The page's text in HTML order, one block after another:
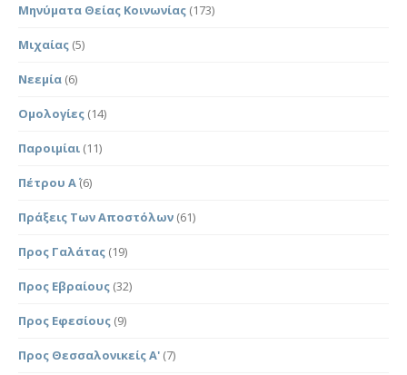
Μηνύματα Θείας Κοινωνίας (173)
Μιχαίας (5)
Νεεμία (6)
Ομολογίες (14)
Παροιμίαι (11)
Πέτρου Α΄(6)
Πράξεις Των Αποστόλων (61)
Προς Γαλάτας (19)
Προς Εβραίους (32)
Προς Εφεσίους (9)
Προς Θεσσαλονικείς Α' (7)